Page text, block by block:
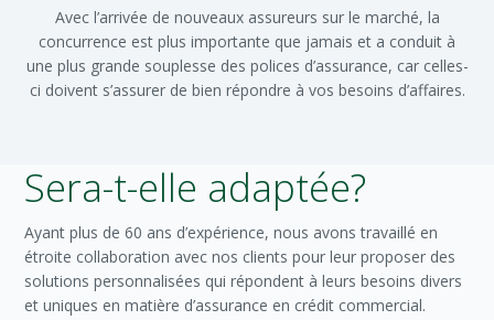
Avec l’arrivée de nouveaux assureurs sur le marché, la
concurrence est plus importante que jamais et a conduit à
une plus grande souplesse des polices d’assurance, car celles-
ci doivent s’assurer de bien répondre à vos besoins d’affaires.
Sera-t-elle adaptée?
Ayant plus de 60 ans d’expérience, nous avons travaillé en
étroite collaboration avec nos clients pour leur proposer des
solutions personnalisées qui répondent à leurs besoins divers
et uniques en matière d’assurance en crédit commercial.